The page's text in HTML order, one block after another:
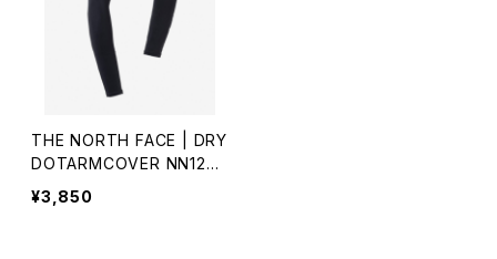
THE NORTH FACE | DRY
DOTARMCOVER NN1250
2 | ブラック | Unisex
¥3,850